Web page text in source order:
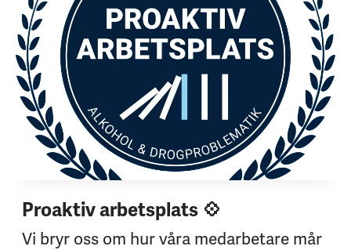
Proaktiv arbetsplats 💠
Vi bryr oss om hur våra medarbetare mår